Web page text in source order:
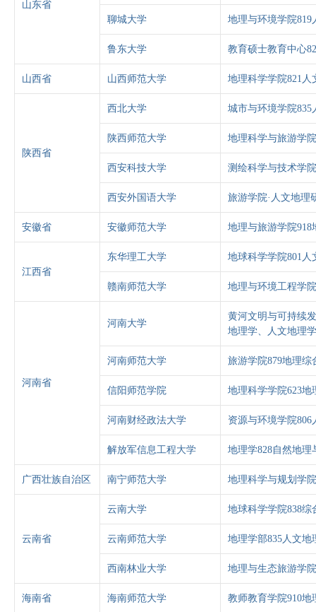
山东省
聊城大学
地理与环境学院819
鲁东大学 教育硕士教育中心
山西省 山西师范大学 地理科学学院821人
陕西省
西北大学 城市与环境学院835
陕西师范大学 地理科学与旅游学
西安科技大学 测绘科学与技术学
西安外国语大学 旅游学院·人文地理
安徽省 安徽师范大学 地理与旅游学院918
江西省
东华理工大学 地球科学学院801人
赣南师范大学 地理与环境工程学
河南省
河南大学
黄河文明与可持续
地理学、人文地理
河南师范大学 旅游学院879地理综
信阳师范学院 地理科学学院623地
河南财经政法大学 资源与环境学院
解放军信息工程大学 地理学828自然地理
广西壮族自治区 南宁师范大学 地理科学与规划学
云南省
云南大学 地球科学学院838综
云南师范大学 地理学部835人文地
西南林业大学 地理与生态旅游学
海南省 海南师范大学 教师教育学院910